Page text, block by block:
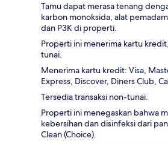
Tamu dapat merasa tenang
karbon monoksida, alat
dan P3K di properti.
Properti ini menerima kartu
tunai.
Menerima kartu kredit: Visa,
Express, Discover, Diners Club,
Tersedia transaksi non-tunai.
Properti ini menegaskan bahwa
kebersihan dan disinfeksi dari
Clean (Choice).